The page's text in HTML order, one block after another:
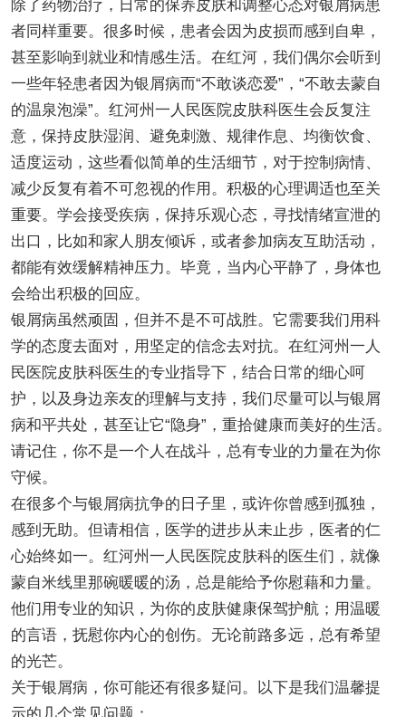
除了药物治疗，日常的保养皮肤和调整心态对银屑病患
者同样重要。很多时候，患者会因为皮损而感到自卑，
甚至影响到就业和情感生活。在红河，我们偶尔会听到
一些年轻患者因为银屑病而“不敢谈恋爱”，“不敢去蒙自
的温泉泡澡”。红河州一人民医院皮肤科医生会反复注
意，保持皮肤湿润、避免刺激、规律作息、均衡饮食、
适度运动，这些看似简单的生活细节，对于控制病情、
减少反复有着不可忽视的作用。积极的心理调适也至关
重要。学会接受疾病，保持乐观心态，寻找情绪宣泄的
出口，比如和家人朋友倾诉，或者参加病友互助活动，
都能有效缓解精神压力。毕竟，当内心平静了，身体也
会给出积极的回应。
银屑病虽然顽固，但并不是不可战胜。它需要我们用科
学的态度去面对，用坚定的信念去对抗。在红河州一人
民医院皮肤科医生的专业指导下，结合日常的细心呵
护，以及身边亲友的理解与支持，我们尽量可以与银屑
病和平共处，甚至让它“隐身”，重拾健康而美好的生活。
请记住，你不是一个人在战斗，总有专业的力量在为你
守候。
在很多个与银屑病抗争的日子里，或许你曾感到孤独，
感到无助。但请相信，医学的进步从未止步，医者的仁
心始终如一。红河州一人民医院皮肤科的医生们，就像
蒙自米线里那碗暖暖的汤，总是能给予你慰藉和力量。
他们用专业的知识，为你的皮肤健康保驾护航；用温暖
的言语，抚慰你内心的创伤。无论前路多远，总有希望
的光芒。
关于银屑病，你可能还有很多疑问。以下是我们温馨提
示的几个常见问题：